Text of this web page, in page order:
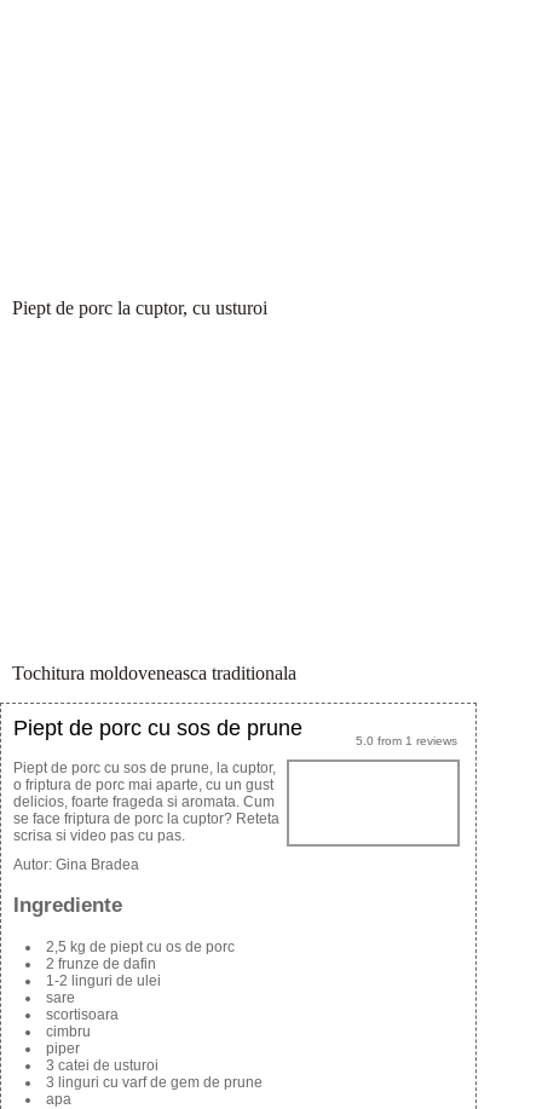
Piept de porc la cuptor, cu usturoi
Tochitura moldoveneasca traditionala
5.0 from 1 reviews
Piept de porc cu sos de prune
Piept de porc cu sos de prune, la cuptor,
o friptura de porc mai aparte, cu un gust
delicios, foarte frageda si aromata. Cum
se face friptura de porc la cuptor? Reteta
scrisa si video pas cu pas.
Autor: Gina Bradea
Ingrediente
2,5 kg de piept cu os de porc
2 frunze de dafin
1-2 linguri de ulei
sare
scortisoara
cimbru
piper
3 catei de usturoi
3 linguri cu varf de gem de prune
apa